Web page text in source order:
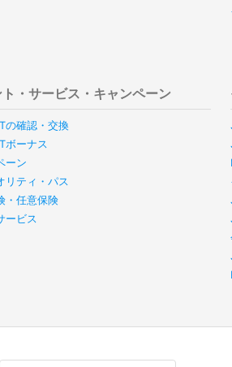
・サービス・キャンペーン
の確認・交換
ボーナス
ーン
リティ・パス
・任意保険
ービス